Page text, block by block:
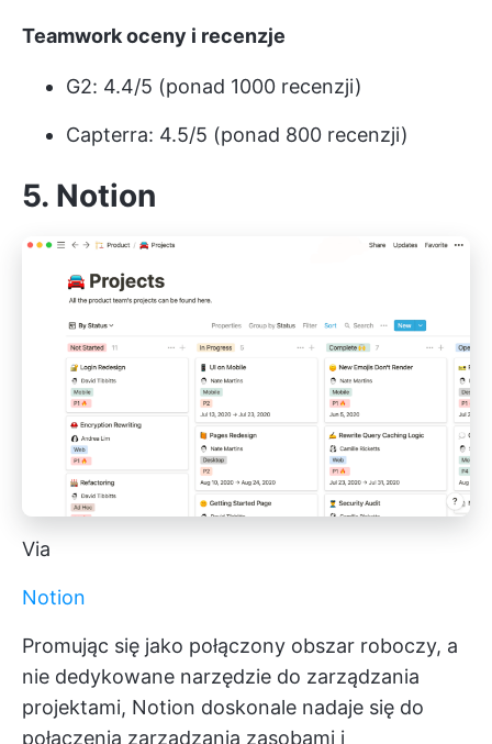
Teamwork oceny i recenzje
G2: 4.4/5 (ponad 1000 recenzji)
Capterra: 4.5/5 (ponad 800 recenzji)
5. Notion
Via
Notion
Promując się jako połączony obszar roboczy, a
nie dedykowane narzędzie do zarządzania
projektami, Notion doskonale nadaje się do
połączenia zarządzania zasobami i